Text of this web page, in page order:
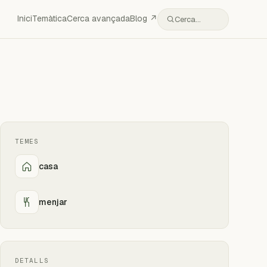
IniciTemàticaCerca avançadaBlog ↗ Cerca…
TEMES
casa
menjar
DETALLS